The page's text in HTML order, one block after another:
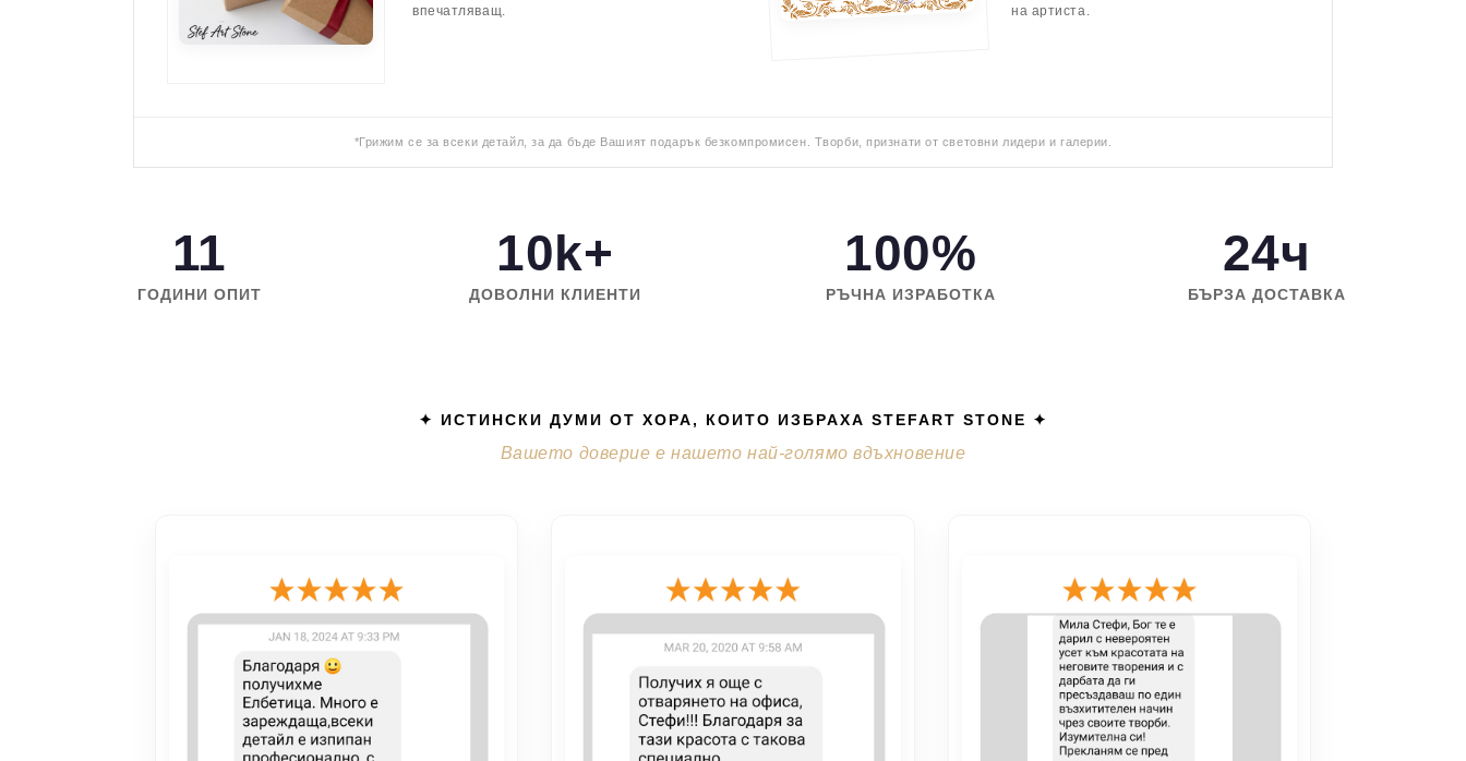
впечатляващ.
на артиста.
*Грижим се за всеки детайл, за да бъде Вашият подарък безкомпромисен. Творби, признати от световни лидери и галерии.
11
ГОДИНИ ОПИТ
10k+
ДОВОЛНИ КЛИЕНТИ
100%
РЪЧНА ИЗРАБОТКА
24ч
БЪРЗА ДОСТАВКА
✦ ИСТИНСКИ ДУМИ ОТ ХОРА, КОИТО ИЗБРАХА STEFART STONE ✦
Вашето доверие е нашето най-голямо вдъхновение